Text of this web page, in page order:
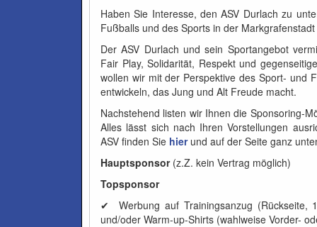
Haben Sie Interesse, den ASV Durlach zu
Fußballs und des Sports in der
Der ASV Durlach und sein Sportangebot
Fair Play, Solidarität, Respekt und
wollen wir mit der Perspektive des Sport- und
entwickeln, das Jung und Alt Freude macht.
Nachstehend listen wir Ihnen die Sponsoring-
Alles lässt sich nach Ihren Vorstellungen
ASV finden Sie hier und auf der Seite ganz
Hauptsponsor (z.Z. kein Vertrag möglich)
Topsponsor
✔ Werbung auf Trainingsanzug (Rückseite,
und/oder Warm-up-Shirts (wahlweise Vorder-